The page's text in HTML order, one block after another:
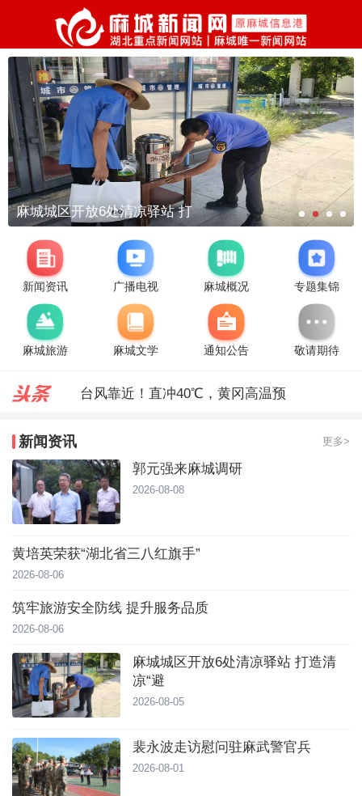
麻城城区开放6处清凉驿站 打
新闻资讯 广播电视 麻城概况 专题集锦
麻城旅游 麻城文学 通知公告 敬请期待
台风靠近！直冲40℃，黄冈高温预
郭元强来麻城调研
新闻资讯 更多>
郭元强来麻城调研
2026-08-08
黄培英荣获“湖北省三八红旗手”
2026-08-06
筑牢旅游安全防线 提升服务品质
2026-08-06
麻城城区开放6处清凉驿站 打造清
凉“避
2026-08-05
裴永波走访慰问驻麻武警官兵
2026-08-01